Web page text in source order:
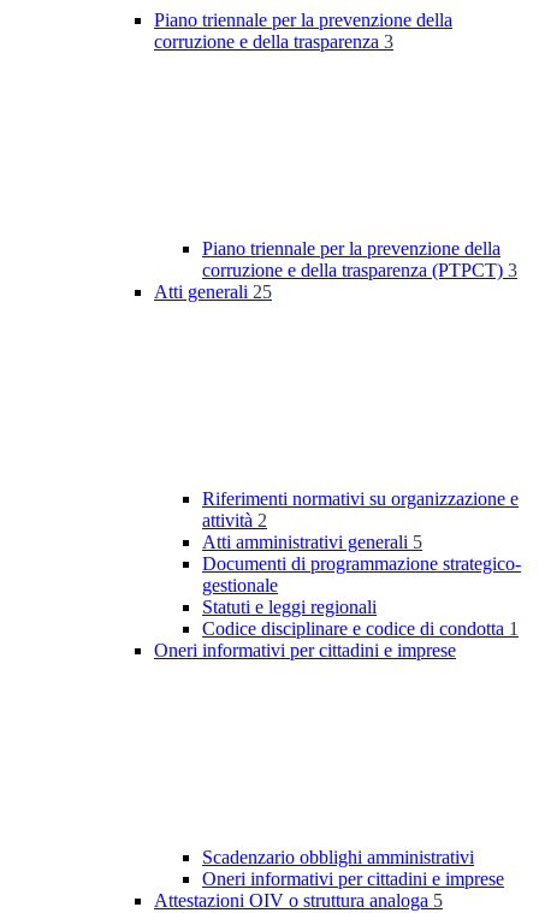
Piano triennale per la prevenzione della
corruzione e della trasparenza 3
Piano triennale per la prevenzione della
corruzione e della trasparenza (PTPCT) 3
Atti generali 25
Riferimenti normativi su organizzazione e
attività 2
Atti amministrativi generali 5
Documenti di programmazione strategico-
gestionale
Statuti e leggi regionali
Codice disciplinare e codice di condotta 1
Oneri informativi per cittadini e imprese
Scadenzario obblighi amministrativi
Oneri informativi per cittadini e imprese
Attestazioni OIV o struttura analoga 5